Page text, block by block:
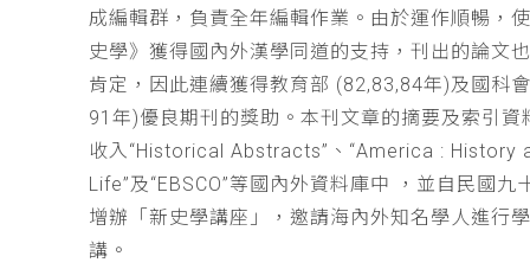
成編輯群，負責全年編輯作業。由於運作順暢，
史學》獲得國內外漢學同道的支持，刊出的論文
肯定，因此連續獲得教育部 (82,83,84年)及國科
91年)優良期刊的獎助。本刊文章的摘要及索引資
收入“Historical Abstracts”、“America : History
Life”及“EBSCO”等國內外資料庫中 ，並自民國九
增辦「新史學講座」，邀請海內外知名學人進行
講。